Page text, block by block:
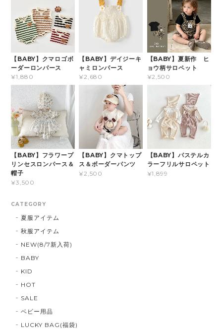
【BABY】クマロゴボ
ーダーロンパース
¥1,880
【BABY】デイジーキ
ャミロンパース
¥2,680
【BABY】夏新作 ヒ
ョウ柄サロペット
¥2,500
【BABY】フラワープ
リンセスロンパース＆
帽子
¥3,500
【BABY】クマトップ
ス＆ボーダーパンツ
¥2,500
【BABY】パステルカ
ラーフリルサロペット
¥1,899
CATEGORY
夏服アイテム
秋服アイテム
NEW(8/7新入荷)
BABY
KID
HOT
SALE
ベビー用品
LUCKY BAG(福袋)